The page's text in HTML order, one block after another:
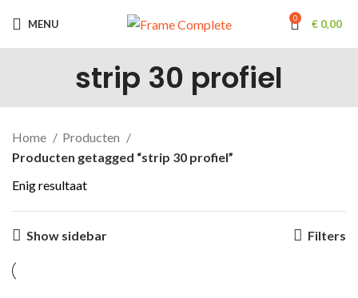
MENU 0 € 0,00
strip 30 profiel
Home
Producten
Producten getagged “strip 30 profiel”
Enig resultaat
Show sidebar Filters